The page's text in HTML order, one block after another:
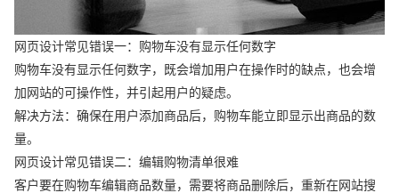
网页设计常见错误一：购物车没有显示任何数字
购物车没有显示任何数字，既会增加用户在操作时的缺点，也会增
加网站的可操作性，并引起用户的疑虑。
解决方法：确保在用户添加商品后，购物车能立即显示出商品的数
量。
网页设计常见错误二：编辑购物清单很难
客户要在购物车编辑商品数量，需要将商品删除后，重新在网站搜